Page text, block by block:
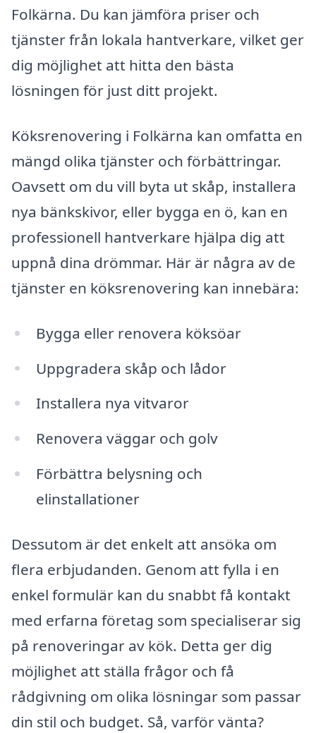
Folkärna. Du kan jämföra priser och
tjänster från lokala hantverkare, vilket ger
dig möjlighet att hitta den bästa
lösningen för just ditt projekt.
Köksrenovering i Folkärna kan omfatta en
mängd olika tjänster och förbättringar.
Oavsett om du vill byta ut skåp, installera
nya bänkskivor, eller bygga en ö, kan en
professionell hantverkare hjälpa dig att
uppnå dina drömmar. Här är några av de
tjänster en köksrenovering kan innebära:
Bygga eller renovera köksöar
Uppgradera skåp och lådor
Installera nya vitvaror
Renovera väggar och golv
Förbättra belysning och
elinstallationer
Dessutom är det enkelt att ansöka om
flera erbjudanden. Genom att fylla i en
enkel formulär kan du snabbt få kontakt
med erfarna företag som specialiserar sig
på renoveringar av kök. Detta ger dig
möjlighet att ställa frågor och få
rådgivning om olika lösningar som passar
din stil och budget. Så, varför vänta?